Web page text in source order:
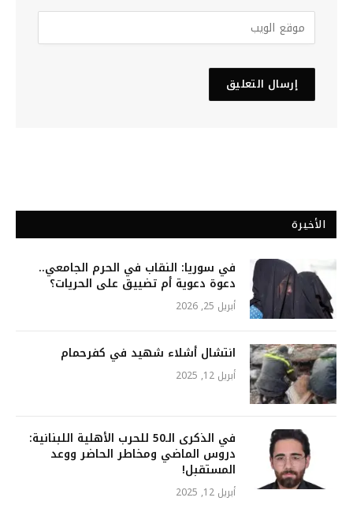
الأخيرة
في سوريا: النقاب في الحرم الجامعي..
دعوة دعوية أم تضييق على الحريات؟
أبريل 25, 2026
انتشال أشلاء شهيد في كفرحمام
أبريل 12, 2025
في الذكرى الـ50 للحرب الأهلية اللبنانية:
دروس الماضي ومخاطر الحاضر ووعد
المستقبل!
أبريل 12, 2025